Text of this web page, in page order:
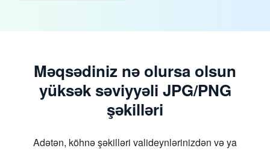
Məqsədiniz nə olursa olsun
yüksək səviyyəli JPG/PNG
şəkilləri
Adətən, köhnə şəkilləri valideynlərinizdən və ya